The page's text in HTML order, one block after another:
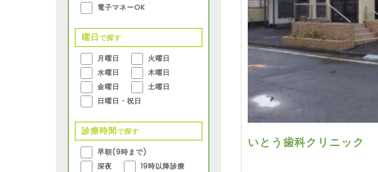
電子マネーOK
曜日で探す
月曜日
火曜日
水曜日
木曜日
金曜日
土曜日
日曜日・祝日
診療時間で探す
早朝(9時まで)
深夜
19時以降診療
いとう歯科クリニック